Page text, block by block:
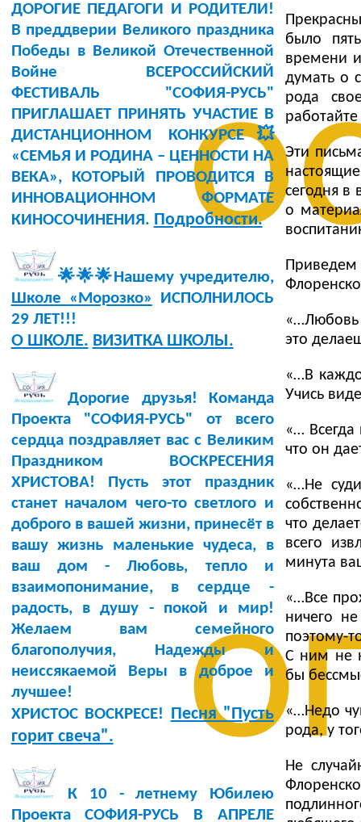
ДОРОГИЕ ПЕДАГОГИ И РОДИТЕЛИ!
В преддверии Великого праздника
Победы в Великой Отечественной
Войне ВСЕРОССИЙСКИЙ
ФЕСТИВАЛЬ "СОФИЯ-РУСЬ"
ПРИГЛАШАЕТ ПРИНЯТЬ УЧАСТИЕ В
ДИСТАНЦИОННОМ КОНКУРСЕ💥
«СЕМЬЯ И РОДИНА – ЦЕННОСТИ НА
ВЕКА», КОТОРЫЙ ПРОВОДИТСЯ В
ИННОВАЦИОННОМ ФОРМАТЕ
КИНОСОЧИНЕНИЯ. Подробности.
🌟🌟🌟Нашему учредителю,
Школе «Морозко» ИСПОЛНИЛОСЬ
29 ЛЕТ!!!
О ШКОЛЕ. ВИЗИТКА ШКОЛЫ.
Дорогие друзья! Команда
Проекта "СОФИЯ-РУСЬ" от всего
сердца поздравляет вас с Великим
Праздником ВОСКРЕСЕНИЯ
ХРИСТОВА! Пусть этот праздник
станет началом чего-то светлого и
доброго в вашей жизни, принесёт в
вашу жизнь маленькие чудеса, в
ваш дом - Любовь, тепло и
взаимопонимание, в сердце -
радость, в душу - покой и мир!
Желаем вам семейного
благополучия, Надежды и
неиссякаемой Веры в доброе и
лучшее!
ХРИСТОС ВОСКРЕСЕ! Песня "Пусть
горит свеча".
К 10 - летнему Юбилею
Проекта СОФИЯ-РУСЬ В АПРЕЛЕ
было
времени
думать о
рода
Эти
сегодня в
о
«…Любовь
это
«…В
Учись
«… Всегда
что он
«…Не
что
всего
минута
«…Все
ничего
поэтому-
С ним не
бы
«…Недо
рода, у
Не